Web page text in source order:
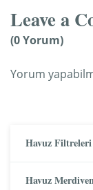
Leave a
(0 Yorum)
Yorum
Havuz Filtreleri
Havuz